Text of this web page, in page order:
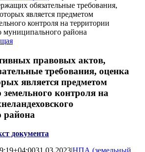
обязательные требования,
является предметом
контроля на территории
муниципального района
правовых актов,
требования, оценка
является предметом
контроля на
района
документа